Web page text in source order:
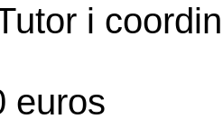
i
euros